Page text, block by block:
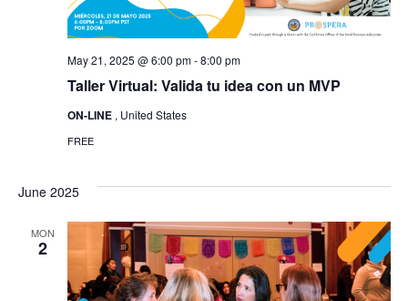
Taller Virtual: Valida tu idea con un MVP
May 21, 2025 @ 6:00 pm-8:00 pm
ON-LINE , United States
FREE
June 2025
MON
2